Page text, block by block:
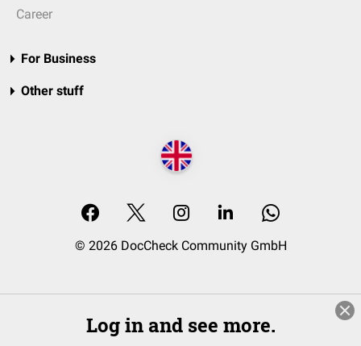
Career
For Business
Other stuff
© 2026 DocCheck Community GmbH
Log in and see more.